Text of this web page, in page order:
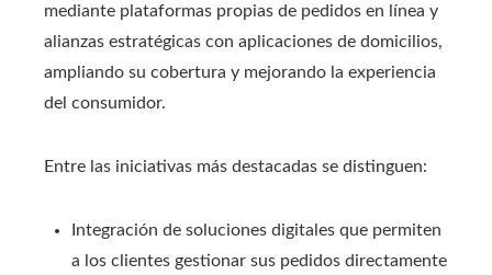
mediante plataformas propias de pedidos en línea y
alianzas estratégicas con aplicaciones de domicilios,
ampliando su cobertura y mejorando la experiencia
del consumidor.
Entre las iniciativas más destacadas se distinguen:
Integración de soluciones digitales que permiten
a los clientes gestionar sus pedidos directamente